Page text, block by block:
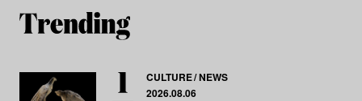
CULTURE NEWS
2026.08.06